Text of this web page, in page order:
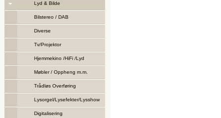
Lyd & Bilde
Bilstereo / DAB
Diverse
Tv/Projektor
Hjemmekino /HiFi /Lyd
Møbler / Oppheng m.m.
Trådløs Overføring
Lysorgel/Lysefekter/Lysshow
Digitalisering